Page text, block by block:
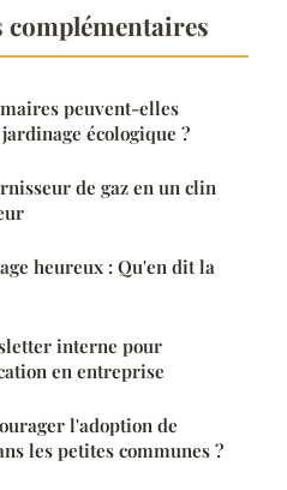
complémentaires
peuvent-elles
écologique ?
de gaz en un clin
heureux : Qu'en dit la
interne pour
en entreprise
l'adoption de
les petites communes ?